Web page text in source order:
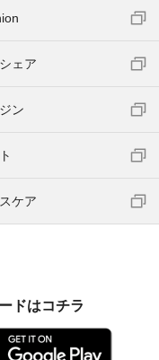
ェア
ン
ケア
ドはコチラ